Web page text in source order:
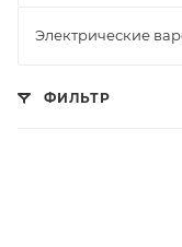
Электрические
ФИЛЬТР